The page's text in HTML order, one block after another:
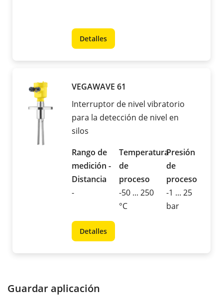
Detalles
VEGAWAVE 61
Interruptor de nivel vibratorio
para la detección de nivel en
silos
Rango de
medición -
Distancia
-
Temperatura
de
proceso
-50 ... 250
°C
Presión
de
proceso
-1 ... 25
bar
Detalles
Guardar aplicación